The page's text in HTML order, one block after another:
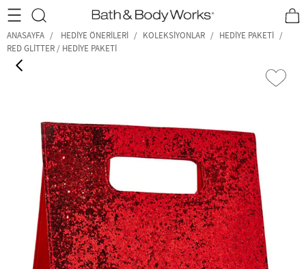
•2200₺ ve Üzeri Kargo Ücretsiz!• *Promosyon Detayları
ANASAYFA HEDIYE ÖNERILERI KOLEKSİYONLAR
HEDIYE PAKETI
RED GLITTER / HEDIYE PAKETI
‹